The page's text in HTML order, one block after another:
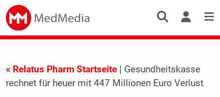
« Relatus Pharm Startseite| Gesundheitskasse
rechnet für heuer mit 447 Millionen Euro Verlust